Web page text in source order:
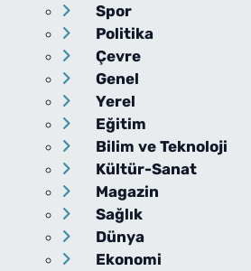
Spor
Politika
Çevre
Genel
Yerel
Eğitim
Bilim ve Teknoloji
Kültür-Sanat
Magazin
Sağlık
Dünya
Ekonomi